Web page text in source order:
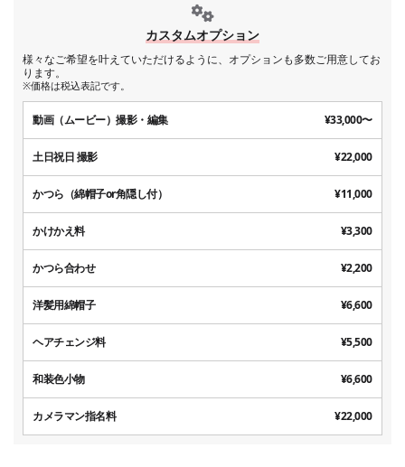
カスタムオプション
様々なご希望を叶えていただけるように、オプションも多数ご用意してお
ります。
※価格は税込表記です。
動画（ムービー）撮影・編集 ¥33,000〜
土日祝日 撮影 ¥22,000
かつら（綿帽子or角隠し付） ¥11,000
かけかえ料 ¥3,300
かつら合わせ ¥2,200
洋髪用綿帽子 ¥6,600
ヘアチェンジ料 ¥5,500
和装色小物 ¥6,600
カメラマン指名料 ¥22,000